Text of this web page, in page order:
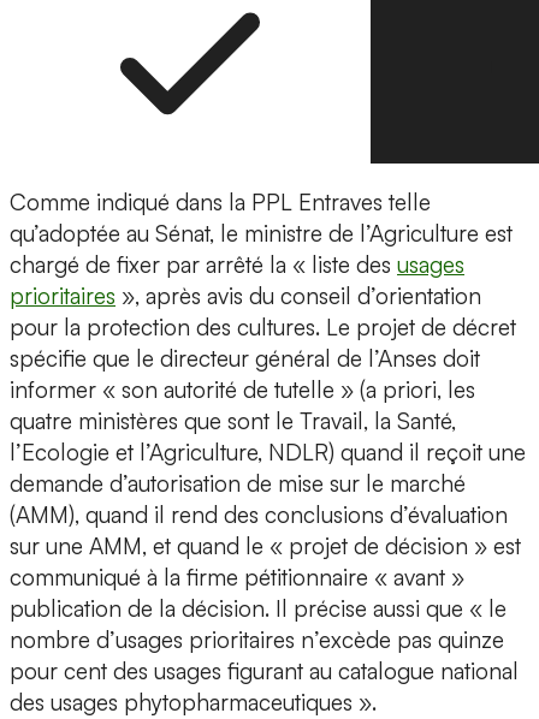
Comme indiqué dans la PPL Entraves telle
qu’adoptée au Sénat, le ministre de l’Agriculture est
chargé de fixer par arrêté la « liste des usages
prioritaires », après avis du conseil d’orientation
pour la protection des cultures. Le projet de décret
spécifie que le directeur général de l’Anses doit
informer « son autorité de tutelle » (a priori, les
quatre ministères que sont le Travail, la Santé,
l’Ecologie et l’Agriculture, NDLR) quand il reçoit une
demande d’autorisation de mise sur le marché
(AMM), quand il rend des conclusions d’évaluation
sur une AMM, et quand le « projet de décision » est
communiqué à la firme pétitionnaire « avant »
publication de la décision. Il précise aussi que « le
nombre d’usages prioritaires n’excède pas quinze
pour cent des usages figurant au catalogue national
des usages phytopharmaceutiques ».